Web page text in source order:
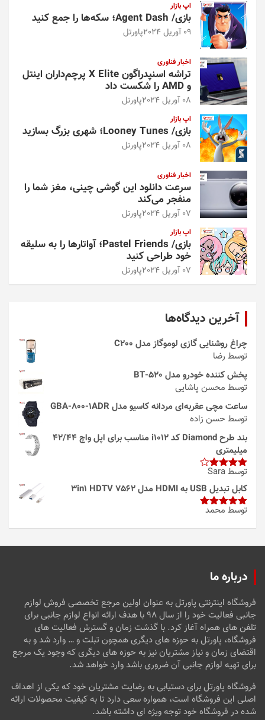
اپ بازار
بازی/ Agent Dash؛ سکه‌ها را جمع کنید
09 آوریل 2024 پاورتل
اخبار فناوری
تراشه اسنپدراگون X Elite پرچم‌داران اینتل
و AMD را شکست داد
08 آوریل 2024 پاورتل
اپ بازار
بازی/ Looney Tunes؛ شهری بزرگ بسازید
08 آوریل 2024 پاورتل
اخبار فناوری
سرعت دانلود این گوشی چینی، مغز شما را
منفجر می‌کند
07 آوریل 2024 پاورتل
اپ بازار
بازی/ Pastel Friends؛ آواتارها را به سلیقه
خود طراحی کنید
07 آوریل 2024 پاورتل
آخرین دیدگاه‌ها
چراغ روشنایی گازی لوموگاز مدل C200
توسط رضا
پخش کننده خودرو مدل 520-BT
توسط محسن پاشایی
ساعت مچی عقربه‌ای مردانه کاسیو مدل GBA-800-1ADR
توسط حسن زاده
بند طرح Diamond کد i1012 مناسب برای اپل واچ 42/44
میلیمتری
امتیاز4
از 5
توسط Sara
کابل تبدیل USB به HDMI مدل 3in1 HDTV 7562
امتیاز5از
توسط محمد
درباره ما
فروشگاه اینترنتی پاورتل به عنوان اولین مرجع تخصصی فروش لوازم
جانبی فعالیت خود را از سال ۹۸ با هدف ارائه انواع لوازم جانبی برای
تلفن های همراه آغاز کرد. با گذشت زمان و گسترش فعالیت های
فروشگاه، پاورتل به حوزه های دیگری همچون تبلت و … وارد شد و به
اقتضای زمان و نیاز مشتریان نیز به حوزه های دیگری که وجود یک مرجع
برای تهیه لوازم جانبی آن ضروری باشد وارد خواهد شد.
فروشگاه پاورتل برای دستیابی به رضایت مشتریان خود که یکی از اهداف
اصلی این فروشگاه است، همواره سعی دارد تا به کیفیت محصولات ارائه
شده در فروشگاه خود توجه ویژه ای داشته باشد.